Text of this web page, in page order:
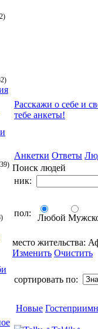
Расскажи о себе и
тебе анкеты!
Анкетки Ответы
Поиск людей
ник:
пол: Любой
место жительства:
Изменить Очистить
сортировать по:
Новые